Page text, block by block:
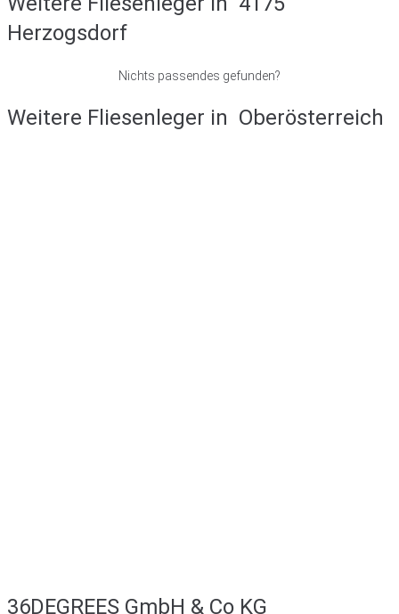
Herzogsdorf
Nichts passendes gefunden?
Weitere Fliesenleger in Oberösterreich
36DEGREES GmbH & Co KG